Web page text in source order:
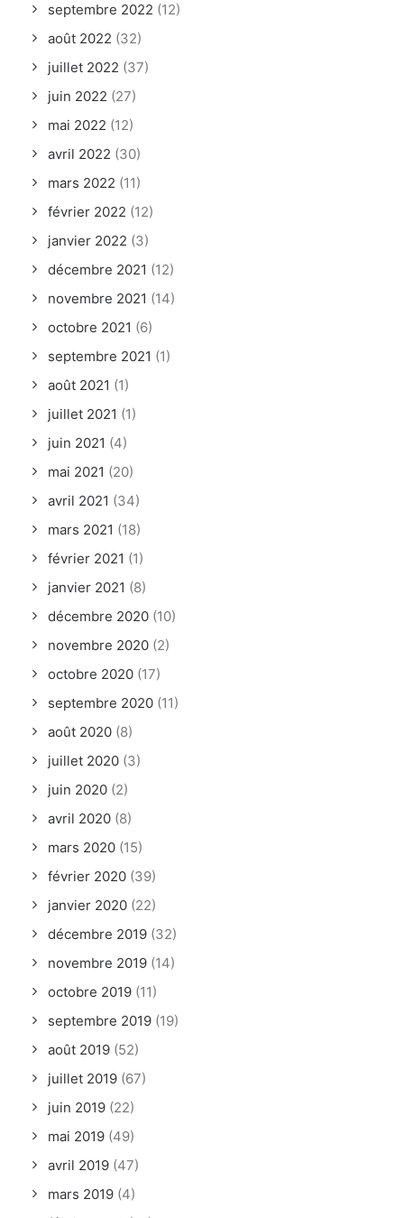
septembre 2022 (12)
août 2022 (32)
juillet 2022 (37)
juin 2022 (27)
mai 2022 (12)
avril 2022 (30)
mars 2022 (11)
février 2022 (12)
janvier 2022 (3)
décembre 2021 (12)
novembre 2021 (14)
octobre 2021 (6)
septembre 2021 (1)
août 2021 (1)
juillet 2021 (1)
juin 2021 (4)
mai 2021 (20)
avril 2021 (34)
mars 2021 (18)
février 2021 (1)
janvier 2021 (8)
décembre 2020 (10)
novembre 2020 (2)
octobre 2020 (17)
septembre 2020 (11)
août 2020 (8)
juillet 2020 (3)
juin 2020 (2)
avril 2020 (8)
mars 2020 (15)
février 2020 (39)
janvier 2020 (22)
décembre 2019 (32)
novembre 2019 (14)
octobre 2019 (11)
septembre 2019 (19)
août 2019 (52)
juillet 2019 (67)
juin 2019 (22)
mai 2019 (49)
avril 2019 (47)
mars 2019 (4)